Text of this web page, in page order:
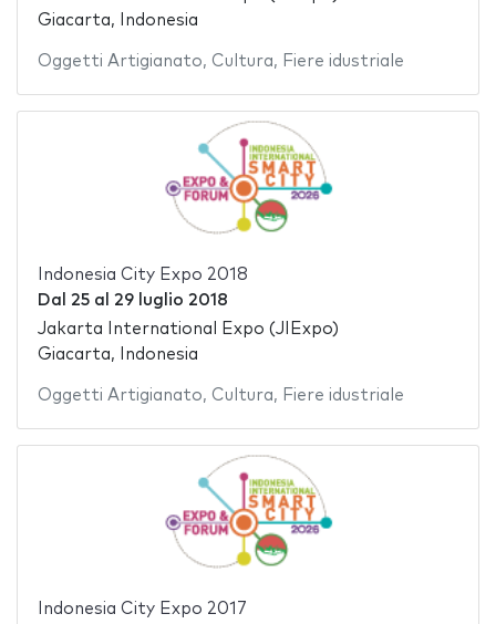
Giacarta, Indonesia
Oggetti Artigianato, Cultura, Fiere idustriale
Indonesia City Expo 2018
Dal 25al 29 luglio 2018
Jakarta International Expo (JIExpo)
Giacarta, Indonesia
Oggetti Artigianato, Cultura, Fiere idustriale
Indonesia City Expo 2017